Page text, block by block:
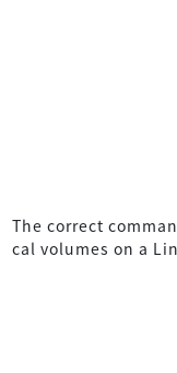
The correct
cal volumes on a